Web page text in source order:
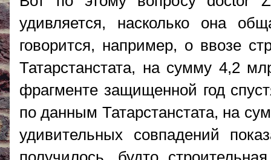
удивляется, насколько она
говорится, например, о ввозе
Татарстанстата, на сумму 4,2
фрагменте защищенной год
по данным Татарстанстата, на
удивительных совпадений